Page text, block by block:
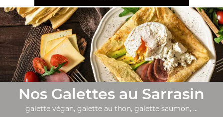
Nos Galettes au Sarrasin
galette végan, galette au thon, galette saumon, ...